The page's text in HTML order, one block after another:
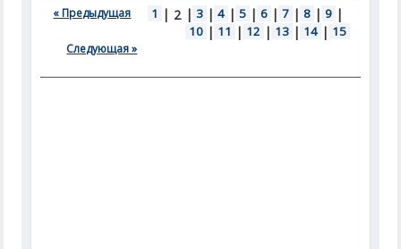
« Предыдущая 1 | 2 | 3 | 4 | 5 | 6 | 7 | 8 | 9 |
10 | 11 | 12 | 13 | 14 | 15
Следующая »